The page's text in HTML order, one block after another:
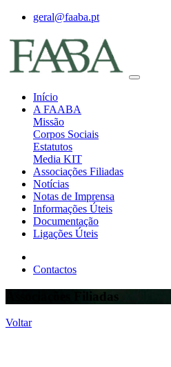
geral@faaba.pt
Início
A FAABA
Missão
Corpos Sociais
Estatutos
Media KIT
Associações Filiadas
Notícias
Notas de Imprensa
Informações Úteis
Documentação
Ligações Úteis
Contactos
Associações Filiadas
Voltar